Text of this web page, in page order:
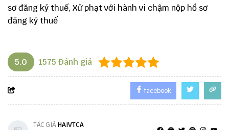
sơ đăng ký thuế, Xử phạt với hành vi chậm nộp hồ sơ
đăng ký thuế
5.0 1575 Đánh giá
facebook
TÁC GIẢHAIVTCA